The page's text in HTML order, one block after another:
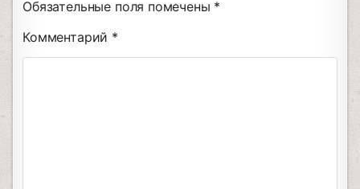
Обязательные поля помечены *
Комментарий *